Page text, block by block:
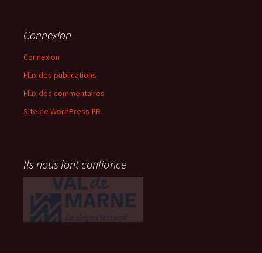
Connexion
Connexion
Flux des publications
Flux des commentaires
Site de WordPress-FR
Ils nous font confiance